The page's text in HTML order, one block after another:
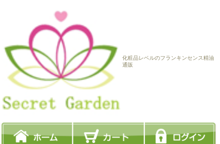
化粧品レベルのフランキンセンス精油
通販